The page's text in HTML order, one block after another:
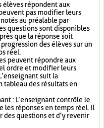
élèves répondent aux
pas modifier leurs
au préalable par
questions sont disponibles
que la réponse soit
des élèves sur un
réel.
peuvent répondre aux
ordre et modifier leurs
suit la
tableau des résultats en
: L’enseignant contrôle le
les réponses en temps réel. Il
des questions et d’y revenir